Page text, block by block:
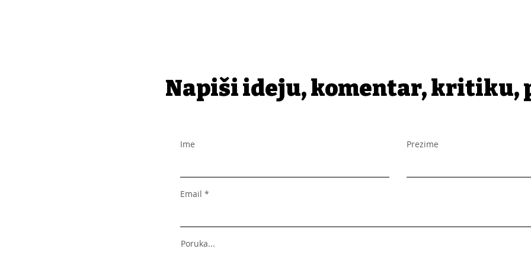
Napiši ideju, komentar, kritiku,
Ime Prezime
Email
Poruka...